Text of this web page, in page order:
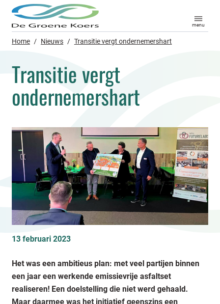
menu
Home / Nieuws / Transitie vergt ondernemershart
Transitie vergt
ondernemershart
13 februari 2023
Het was een ambitieus plan: met veel partijen binnen
een jaar een werkende emissievrije asfaltset
realiseren! Een doelstelling die niet werd gehaald.
Maar daarmee was het initiatief geenszins een